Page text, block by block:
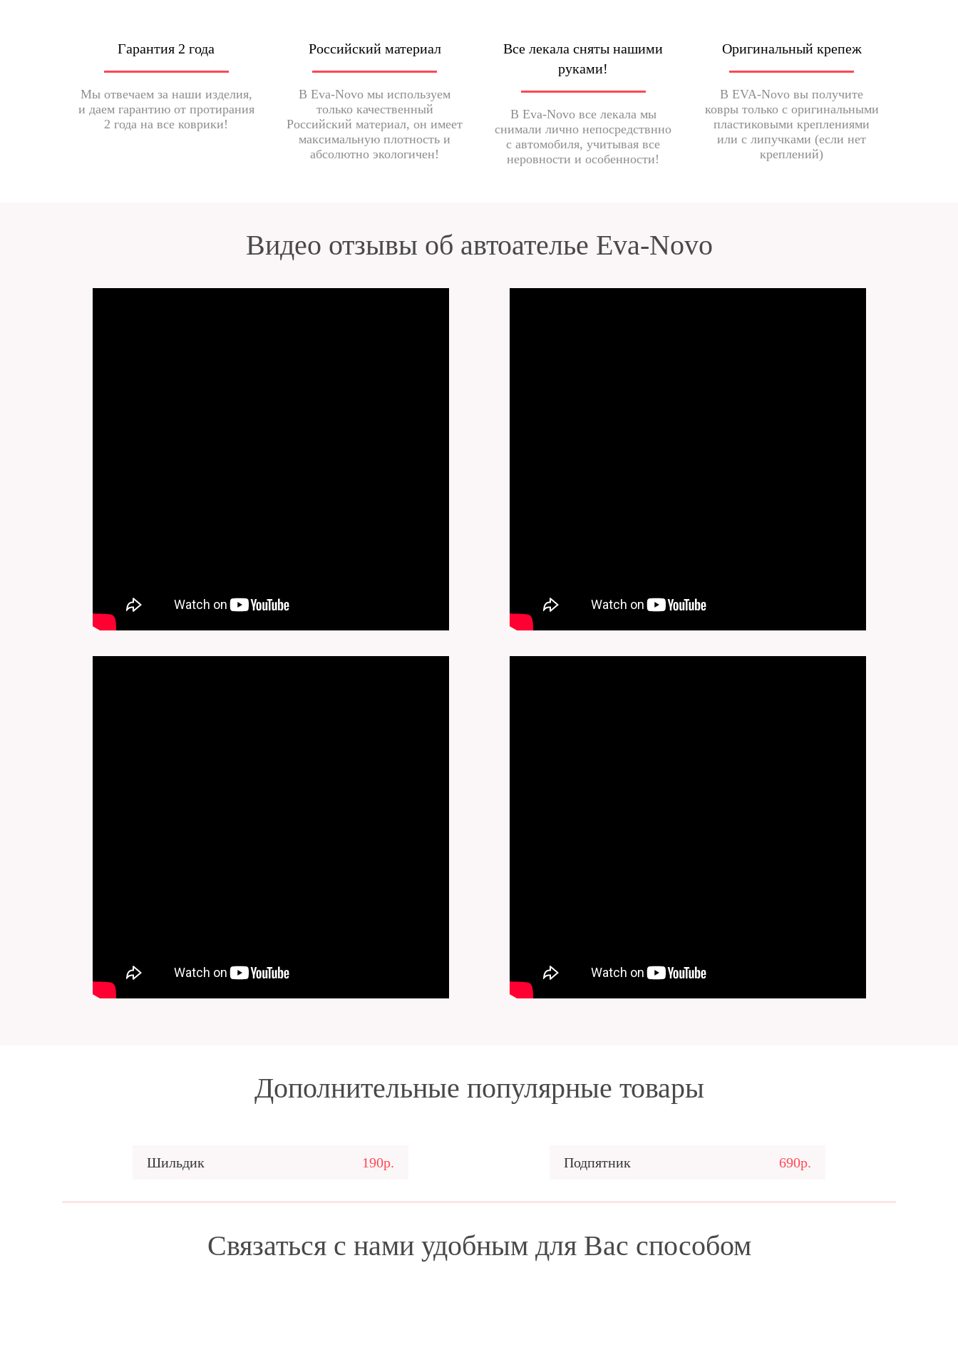
Гарантия 2 года
Мы отвечаем за наши изделия,
и даем гарантию от протирания
2 года на все коврики!
Российский материал
В Eva-Novo мы используем
только качественный
Российский материал, он имеет
максимальную плотность и
абсолютно экологичен!
Все лекала сняты нашими
руками!
В Eva-Novo все лекала мы
снимали лично непосредствнно
с автомобиля, учитывая все
неровности и особенности!
Оригинальный крепеж
В EVA-Novo вы получите
ковры только с оригинальными
пластиковыми креплениями
или с липучками (если нет
креплений)
Видео отзывы об автоателье Eva-Novo
Дополнительные популярные товары
Шильдик 190р. Подпятник 690р.
Связаться с нами удобным для Вас способом